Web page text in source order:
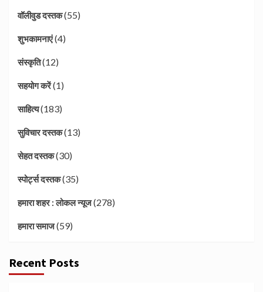
वॉलीवुड दस्तक(55)
शुभकामनाएं(4)
संस्कृति(12)
सहयोग करें(1)
साहित्य(183)
सुविचार दस्तक(13)
सेहत दस्तक(30)
स्पोर्ट्स दस्तक(35)
हमारा शहर : लोकल न्यूज(278)
हमारा समाज(59)
Recent Posts